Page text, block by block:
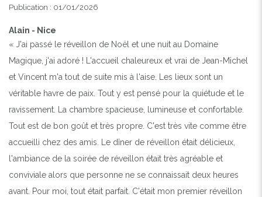
Publication : 01/01/2026
Alain - Nice
« J'ai passé le réveillon de Noël et une nuit au Domaine
Magique, j'ai adoré ! L'accueil chaleureux et vrai de Jean-Michel
et Vincent m'a tout de suite mis à l'aise. Les lieux sont un
véritable havre de paix. Tout y est pensé pour la quiétude et le
ravissement. La chambre spacieuse, lumineuse et confortable.
Tout est de bon goût et très propre. C'est très vite comme être
accueilli chez des amis. Le dîner de réveillon était délicieux,
l'ambiance de la soirée de réveillon était très agréable et
conviviale alors que personne ne se connaissait deux heures
avant. Pour moi, tout était parfait. C'était mon premier réveillon